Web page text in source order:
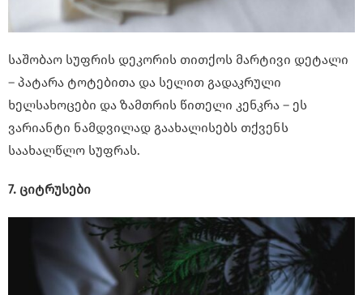
საშობაო სუფრის დეკორის თითქოს მარტივი დეტალი
– პატარა ტოტებითა და სელით გადაკრული
ხელსახოცები და ზამთრის წითელი კენკრა – ეს
ვარიანტი ნამდვილად გაახალისებს თქვენს
საახალწლო სუფრას.
7. ციტრუსები